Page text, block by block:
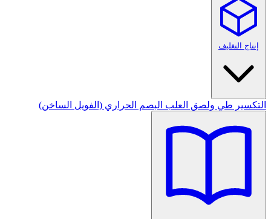
إنتاج التغليف
التكسير طي ولصق العلب البصم الحراري (الفويل الساخن)